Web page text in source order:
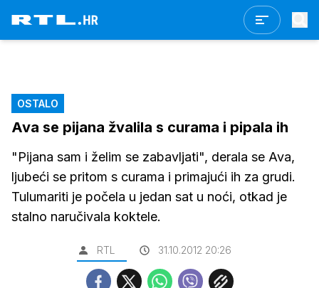
OSTALO
Ava se pijana žvalila s curama i pipala ih
"Pijana sam i želim se zabavljati", derala se Ava,
ljubeći se pritom s curama i primajući ih za grudi.
Tulumariti je počela u jedan sat u noći, otkad je
stalno naručivala koktele.
RTL 31.10.2012 20:26